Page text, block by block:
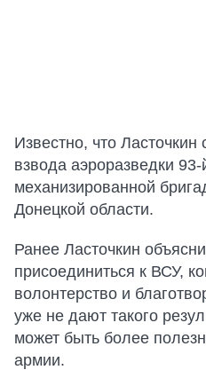
Известно, что
взвода аэроразведки 93-
механизированной
Донецкой области.
Ранее Ласточкин
присоединиться к ВСУ,
волонтерство и
уже не дают такого
может быть более
армии.